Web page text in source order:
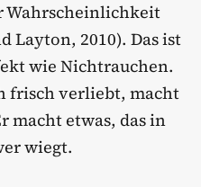
Wahrscheinlichkeit
Layton, 2010). Das ist
wie Nichtrauchen.
frisch verliebt, macht
macht etwas, das in
wiegt.